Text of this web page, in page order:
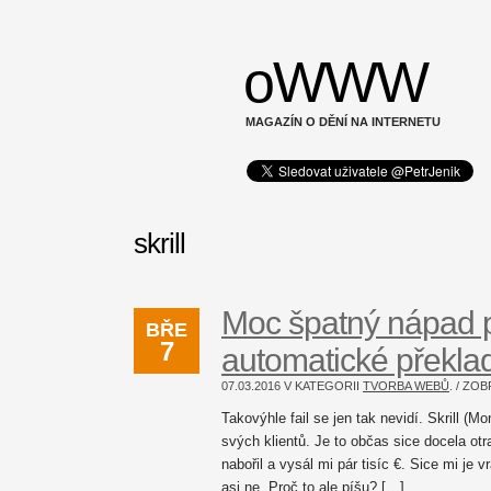
oWWW
MAGAZÍN O DĚNÍ NA INTERNETU
skrill
BŘE
7
Moc špatný nápad
automatické
07.03.2016 V KATEGORII TVORBA WEBŮ. /
Takovýhle fail se jen tak nevidí. Skrill
svých klientů. Je to občas sice docela
nabořil a vysál mi pár tisíc €. Sice mi je
asi ne. Proč to ale píšu? […]